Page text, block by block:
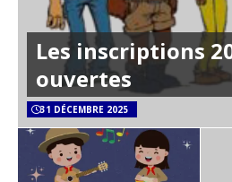
Les inscriptions
ouvertes
31 DÉCEMBRE 2025